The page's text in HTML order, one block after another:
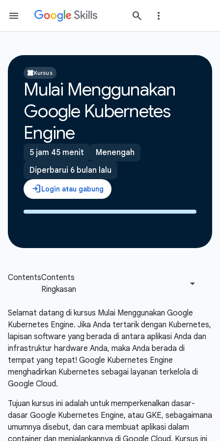
Kursus
Mulai Menggunakan
Google Kubernetes
Engine
5 jam 45 menit
Menengah
Diperbarui 6 bulan lalu
Selamat datang di kursus Mulai Menggunakan Google
Kubernetes Engine. Jika Anda tertarik dengan Kubernetes,
lapisan software yang berada di antara aplikasi Anda dan
infrastruktur hardware Anda, maka Anda berada di
tempat yang tepat! Google Kubernetes Engine
menghadirkan Kubernetes sebagai layanan terkelola di
Google Cloud.
Tujuan kursus ini adalah untuk memperkenalkan dasar-
dasar Google Kubernetes Engine, atau GKE, sebagaimana
umumnya disebut, dan cara membuat aplikasi dalam
container dan menjalankannya di Google Cloud. Kursus ini